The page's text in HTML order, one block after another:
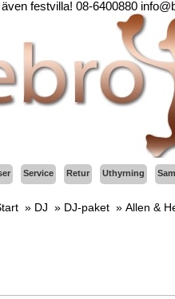
festvilla! 08-6400880
Service Retur Uthyrning
» DJ » DJ-paket » Allen &